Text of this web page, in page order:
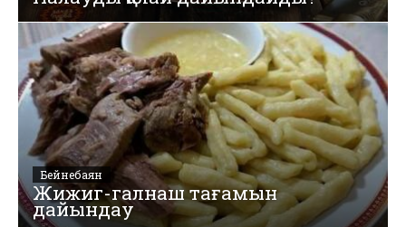
Бейнебаян
Жижиг-галнаш тағамын
дайындау